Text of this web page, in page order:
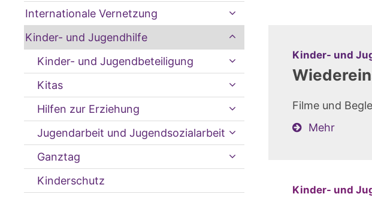
Kinder- und
Filme und
Mehr
Kinder- und
Internationale Vernetzung
Kinder- und Jugendhilfe
Kinder- und Jugendbeteiligung
Kitas
Hilfen zur Erziehung
Jugendarbeit und Jugendsozialarbeit
Ganztag
Kinderschutz